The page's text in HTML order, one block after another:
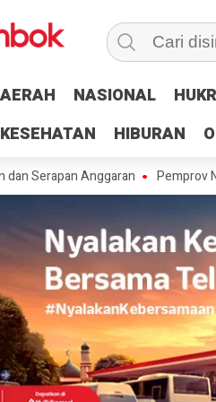
NASIONAL
KESEHATAN HIBURAN
NASIONAL
KESEHATAN HIBURAN
Anggaran Pemprov NTB